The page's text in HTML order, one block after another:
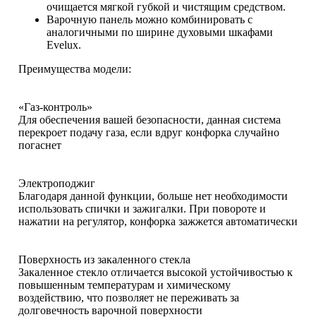
очищается мягкой губкой и чистящим средством.
Варочную панель можно комбинировать с
аналогичными по ширине духовыми шкафами
Evelux.
Преимущества модели:
«Газ-контроль»
Для обеспечения вашей безопасности, данная система
перекроет подачу газа, если вдруг конфорка случайно
погаснет
Электроподжиг
Благодаря данной функции, больше нет необходимости
использовать спички и зажигалки. При повороте и
нажатии на регулятор, конфорка зажжется автоматически
Поверхность из закаленного стекла
Закаленное стекло отличается высокой устойчивостью к
повышенным температурам и химическому
воздействию, что позволяет не переживать за
долговечность варочной поверхности